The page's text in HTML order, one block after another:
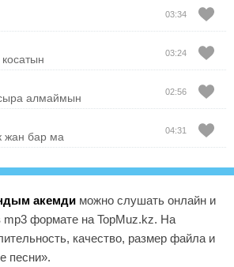
03:34
03:24
алмаймын
02:56
жан бар ма
04:31
акемди можно слушать онлайн и
mp3 формате на TopMuz.kz. На
качество, размер файла и
песни».